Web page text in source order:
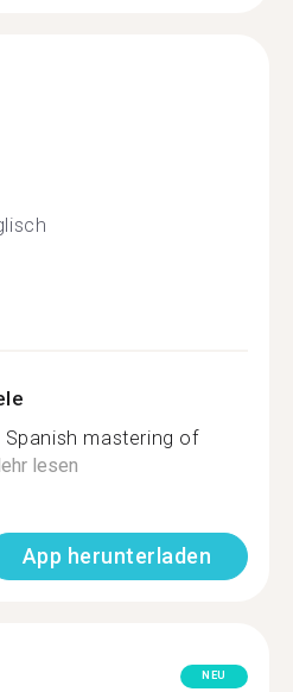
mastering of
lesen
App herunterladen
NEU